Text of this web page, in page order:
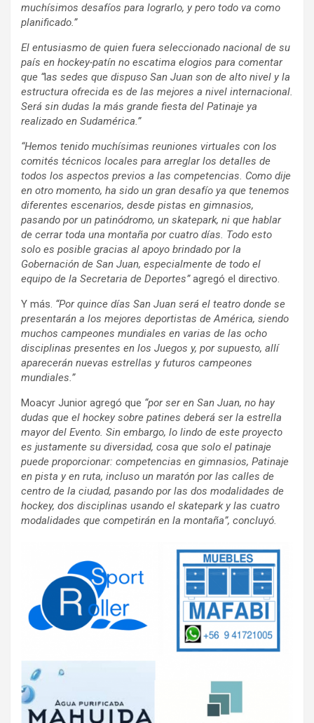
muchísimos desafíos para lograrlo, y pero todo va como
planificado.”
El entusiasmo de quien fuera seleccionado nacional de su
país en hockey-patín no escatima elogios para comentar
que “las sedes que dispuso San Juan son de alto nivel y la
estructura ofrecida es de las mejores a nivel internacional.
Será sin dudas la más grande fiesta del Patinaje ya
realizado en Sudamérica.”
“Hemos tenido muchísimas reuniones virtuales con los
comités técnicos locales para arreglar los detalles de
todos los aspectos previos a las competencias. Como dije
en otro momento, ha sido un gran desafío ya que tenemos
diferentes escenarios, desde pistas en gimnasios,
pasando por un patinódromo, un skatepark, ni que hablar
de cerrar toda una montaña por cuatro días. Todo esto
solo es posible gracias al apoyo brindado por la
Gobernación de San Juan, especialmente de todo el
equipo de la Secretaria de Deportes”agregó el directivo.
Y más. “Por quince días San Juan será el teatro donde se
presentarán a los mejores deportistas de América, siendo
muchos campeones mundiales en varias de las ocho
disciplinas presentes en los Juegos y, por supuesto, allí
aparecerán nuevas estrellas y futuros campeones
mundiales.”
Moacyr Junior agregó que “por ser en San Juan, no hay
dudas que el hockey sobre patines deberá ser la estrella
mayor del Evento. Sin embargo, lo lindo de este proyecto
es justamente su diversidad, cosa que solo el patinaje
puede proporcionar: competencias en gimnasios, Patinaje
en pista y en ruta, incluso un maratón por las calles de
centro de la ciudad, pasando por las dos modalidades de
hockey, dos disciplinas usando el skatepark y las cuatro
modalidades que competirán en la montaña”, concluyó.